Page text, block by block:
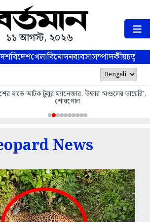
১১ আগস্ট, ২০২৬
বিদেশখেলাবিনোদনব্যবসাসম্পাদকীয়
হাতে আটক টুলুর ম্যানেজার, উদ্ধার ‘মণ্ডলের ডায়েরি’,
শোরগোল
News